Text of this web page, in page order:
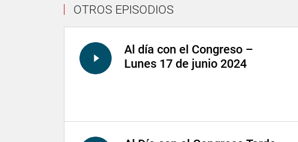
OTROS EPISODIOS
Al día con el Congreso –
Lunes 17 de junio 2024